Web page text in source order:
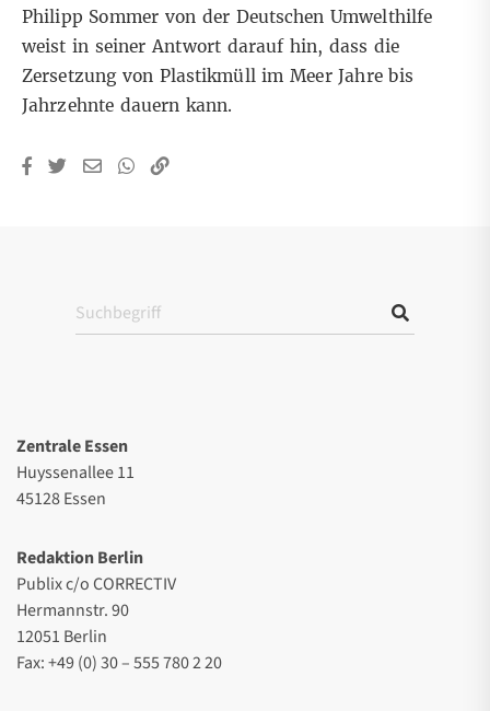
Philipp Sommer von der Deutschen Umwelthilfe
weist in seiner Antwort darauf hin, dass die
Zersetzung von Plastikmüll im Meer Jahre bis
Jahrzehnte dauern kann.
Zentrale Essen
Huyssenallee 11
45128 Essen
Redaktion Berlin
Publix c/o CORRECTIV
Hermannstr. 90
12051 Berlin
Fax: +49 (0) 30 – 555 780 2 20